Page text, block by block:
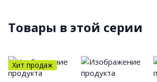
Товары в этой серии
Хит продаж